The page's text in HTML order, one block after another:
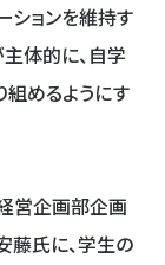
ションを維持す
体的に、自学
めるようにす
営企画部企画
藤氏に、学生の